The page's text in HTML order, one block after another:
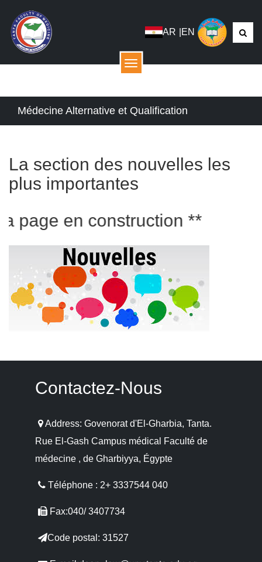
AR EN
menu
Médecine Alternative et Qualification
La section des nouvelles les
plus importantes
en construction **
Contactez-Nous
Address: Govenorat d'El-Gharbia, Tanta.
Rue El-Gash Campus médical Faculté de
médecine , de Gharbiyya, Égypte
Téléphone : 2+ 3337544 040
Fax:040/ 3407734
Code postal: 31527